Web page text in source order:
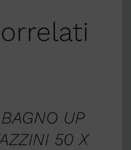
UP
50 X